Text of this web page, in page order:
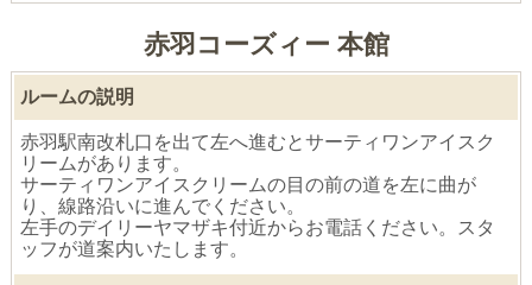
赤羽コーズィー 本館
ルームの説明
赤羽駅南改札口を出て左へ進むとサーティワンアイスク
リームがあります。
サーティワンアイスクリームの目の前の道を左に曲が
り、線路沿いに進んでください。
左手のデイリーヤマザキ付近からお電話ください。スタ
ッフが道案内いたします。